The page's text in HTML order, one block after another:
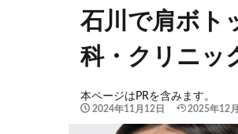
石川で肩ボト
科・クリニッ
本ページはPRを含みます。
2024年11月12日 2025年12